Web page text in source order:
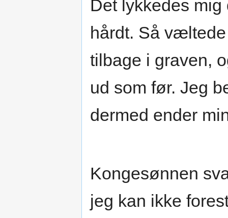
Det lykkedes
hårdt. Så
tilbage i graven,
ud som før. Jeg
dermed ender
Kongesønnen
jeg kan ikke